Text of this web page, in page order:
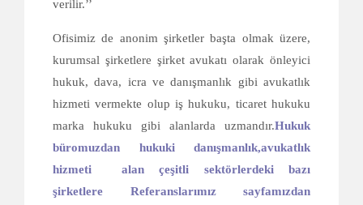
verilir.’’
Ofisimiz de anonim şirketler başta olmak üzere,
kurumsal şirketlere şirket avukatı olarak önleyici
hukuk, dava, icra ve danışmanlık gibi avukatlık
hizmeti vermekte olup iş hukuku, ticaret hukuku
marka hukuku gibi alanlarda uzmandır.Hukuk
büromuzdan hukuki danışmanlık,avukatlık
hizmeti alan çeşitli sektörlerdeki bazı
şirketlere Referanslarımız sayfamızdan